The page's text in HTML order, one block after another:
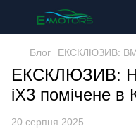
Блог ЕКСКЛЮЗИВ:
ЕКСКЛЮЗИВ:
iX3 помічене в
20 серпня 2025